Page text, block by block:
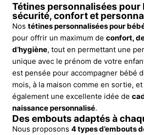
Tétines personnalisées pour
sécurité, confort et
Nos tétines personnalisées pour
pour offrir un maximum de confort,
d’hygiène, tout en permettant une
unique avec le prénom de votre
est pensée pour accompagner bébé
mois, à la maison comme en sortie,
également une excellente idée de
naissance personnalisé.
Des embouts adaptés à
Nous proposons 4 types d’embouts